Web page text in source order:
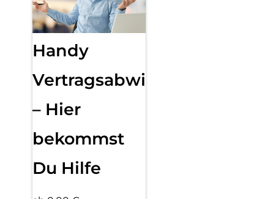
Handy
Vertragsabwicklung
– Hier
bekommst
Du Hilfe